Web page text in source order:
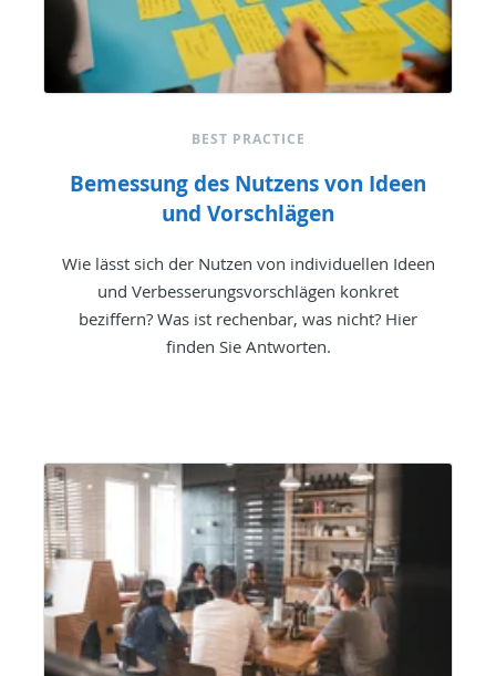
BEST PRACTICE
Bemessung des Nutzens von Ideen
und Vorschlägen
Wie lässt sich der Nutzen von individuellen Ideen
und Verbesserungsvorschlägen konkret
beziffern? Was ist rechenbar, was nicht? Hier
finden Sie Antworten.